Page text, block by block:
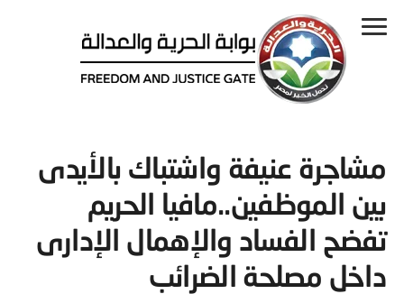
مشاجرة عنيفة واشتباك بالأيدى
بين الموظفين..مافيا الحريم
تفضح الفساد والإهمال الإدارى
داخل مصلحة الضرائب